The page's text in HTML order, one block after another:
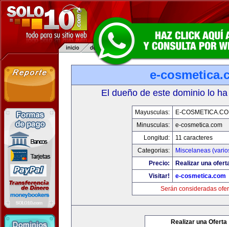
e-
El dueño de este dominio lo
Mayusculas:
E-
Minusculas:
e-cosmetica.com
Longitud:
11 caracteres
Categorias:
Miscelaneas
Precio:
Realizar una
Visitar!
e-cosmetica.com
Serán consideradas
Realizar una Oferta